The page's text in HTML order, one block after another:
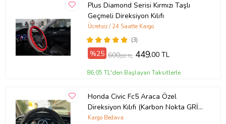
Plus Diamond Serisi Kırmızı Taşlı
Geçmeli Direksiyon Kılıfı
(3)
Ücretsiz / 24 Saatte Kargo
%25 600,00 TL 449,00 TL
86,05 TL'den Başlayan Taksitlerle
Honda Civic Fc5 Araca Özel
Direksiyon Kılıfı (Karbon Nokta GRİ
YÜZÜK)
Kargo Bedava